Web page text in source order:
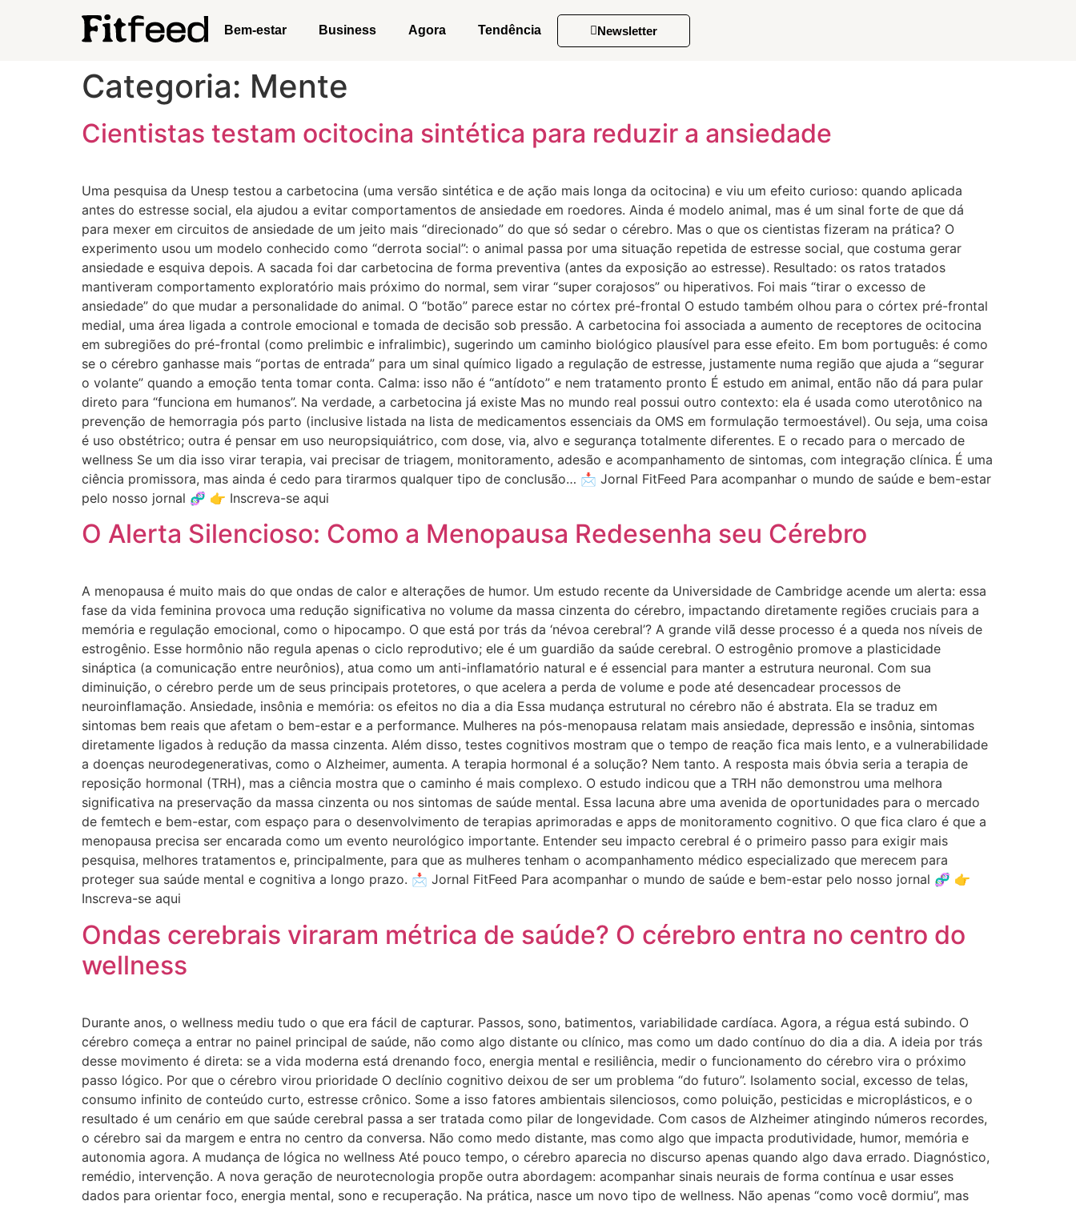
Bem-estar Business Agora Tendência Newsletter
Categoria: Mente
Cientistas testam ocitocina sintética para reduzir a ansiedade
Uma pesquisa da Unesp testou a carbetocina (uma versão sintética e de ação mais longa da ocitocina) e viu um efeito curioso: quando aplicada
antes do estresse social, ela ajudou a evitar comportamentos de ansiedade em roedores. Ainda é modelo animal, mas é um sinal forte de que dá
para mexer em circuitos de ansiedade de um jeito mais “direcionado” do que só sedar o cérebro. Mas o que os cientistas fizeram na prática? O
experimento usou um modelo conhecido como “derrota social”: o animal passa por uma situação repetida de estresse social, que costuma gerar
ansiedade e esquiva depois. A sacada foi dar carbetocina de forma preventiva (antes da exposição ao estresse). Resultado: os ratos tratados
mantiveram comportamento exploratório mais próximo do normal, sem virar “super corajosos” ou hiperativos. Foi mais “tirar o excesso de
ansiedade” do que mudar a personalidade do animal. O “botão” parece estar no córtex pré-frontal O estudo também olhou para o córtex pré-frontal
medial, uma área ligada a controle emocional e tomada de decisão sob pressão. A carbetocina foi associada a aumento de receptores de ocitocina
em subregiões do pré-frontal (como prelimbic e infralimbic), sugerindo um caminho biológico plausível para esse efeito. Em bom português: é como
se o cérebro ganhasse mais “portas de entrada” para um sinal químico ligado a regulação de estresse, justamente numa região que ajuda a “segurar
o volante” quando a emoção tenta tomar conta. Calma: isso não é “antídoto” e nem tratamento pronto É estudo em animal, então não dá para pular
direto para “funciona em humanos”. Na verdade, a carbetocina já existe Mas no mundo real possui outro contexto: ela é usada como uterotônico na
prevenção de hemorragia pós parto (inclusive listada na lista de medicamentos essenciais da OMS em formulação termoestável). Ou seja, uma coisa
é uso obstétrico; outra é pensar em uso neuropsiquiátrico, com dose, via, alvo e segurança totalmente diferentes. E o recado para o mercado de
wellness Se um dia isso virar terapia, vai precisar de triagem, monitoramento, adesão e acompanhamento de sintomas, com integração clínica. É uma
ciência promissora, mas ainda é cedo para tirarmos qualquer tipo de conclusão… 📩 Jornal FitFeed Para acompanhar o mundo de saúde e bem-estar
pelo nosso jornal 🧬 👉 Inscreva-se aqui
O Alerta Silencioso: Como a Menopausa Redesenha seu Cérebro
A menopausa é muito mais do que ondas de calor e alterações de humor. Um estudo recente da Universidade de Cambridge acende um alerta: essa
fase da vida feminina provoca uma redução significativa no volume da massa cinzenta do cérebro, impactando diretamente regiões cruciais para a
memória e regulação emocional, como o hipocampo. O que está por trás da ‘névoa cerebral’? A grande vilã desse processo é a queda nos níveis de
estrogênio. Esse hormônio não regula apenas o ciclo reprodutivo; ele é um guardião da saúde cerebral. O estrogênio promove a plasticidade
sináptica (a comunicação entre neurônios), atua como um anti-inflamatório natural e é essencial para manter a estrutura neuronal. Com sua
diminuição, o cérebro perde um de seus principais protetores, o que acelera a perda de volume e pode até desencadear processos de
neuroinflamação. Ansiedade, insônia e memória: os efeitos no dia a dia Essa mudança estrutural no cérebro não é abstrata. Ela se traduz em
sintomas bem reais que afetam o bem-estar e a performance. Mulheres na pós-menopausa relatam mais ansiedade, depressão e insônia, sintomas
diretamente ligados à redução da massa cinzenta. Além disso, testes cognitivos mostram que o tempo de reação fica mais lento, e a vulnerabilidade
a doenças neurodegenerativas, como o Alzheimer, aumenta. A terapia hormonal é a solução? Nem tanto. A resposta mais óbvia seria a terapia de
reposição hormonal (TRH), mas a ciência mostra que o caminho é mais complexo. O estudo indicou que a TRH não demonstrou uma melhora
significativa na preservação da massa cinzenta ou nos sintomas de saúde mental. Essa lacuna abre uma avenida de oportunidades para o mercado
de femtech e bem-estar, com espaço para o desenvolvimento de terapias aprimoradas e apps de monitoramento cognitivo. O que fica claro é que a
menopausa precisa ser encarada como um evento neurológico importante. Entender seu impacto cerebral é o primeiro passo para exigir mais
pesquisa, melhores tratamentos e, principalmente, para que as mulheres tenham o acompanhamento médico especializado que merecem para
proteger sua saúde mental e cognitiva a longo prazo. 📩 Jornal FitFeed Para acompanhar o mundo de saúde e bem-estar pelo nosso jornal 🧬 👉
Inscreva-se aqui
Ondas cerebrais viraram métrica de saúde? O cérebro entra no centro do
wellness
Durante anos, o wellness mediu tudo o que era fácil de capturar. Passos, sono, batimentos, variabilidade cardíaca. Agora, a régua está subindo. O
cérebro começa a entrar no painel principal de saúde, não como algo distante ou clínico, mas como um dado contínuo do dia a dia. A ideia por trás
desse movimento é direta: se a vida moderna está drenando foco, energia mental e resiliência, medir o funcionamento do cérebro vira o próximo
passo lógico. Por que o cérebro virou prioridade O declínio cognitivo deixou de ser um problema “do futuro”. Isolamento social, excesso de telas,
consumo infinito de conteúdo curto, estresse crônico. Some a isso fatores ambientais silenciosos, como poluição, pesticidas e microplásticos, e o
resultado é um cenário em que saúde cerebral passa a ser tratada como pilar de longevidade. Com casos de Alzheimer atingindo números recordes,
o cérebro sai da margem e entra no centro da conversa. Não como medo distante, mas como algo que impacta produtividade, humor, memória e
autonomia agora. A mudança de lógica no wellness Até pouco tempo, o cérebro aparecia no discurso apenas quando algo dava errado. Diagnóstico,
remédio, intervenção. A nova geração de neurotecnologia propõe outra abordagem: acompanhar sinais neurais de forma contínua e usar esses
dados para orientar foco, energia mental, sono e recuperação. Na prática, nasce um novo tipo de wellness. Não apenas “como você dormiu”, mas